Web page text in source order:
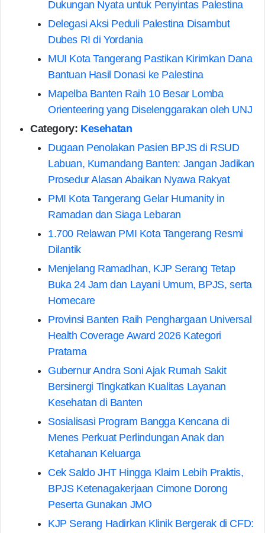
Dukungan Nyata untuk Penyintas Palestina
Delegasi Aksi Peduli Palestina Disambut
Dubes RI di Yordania
MUI Kota Tangerang Pastikan Kirimkan Dana
Bantuan Hasil Donasi ke Palestina
Mapelba Banten Raih 10 Besar Lomba
Orienteering yang Diselenggarakan oleh UNJ
Category: Kesehatan
Dugaan Penolakan Pasien BPJS di RSUD
Labuan, Kumandang Banten: Jangan Jadikan
Prosedur Alasan Abaikan Nyawa Rakyat
PMI Kota Tangerang Gelar Humanity in
Ramadan dan Siaga Lebaran
1.700 Relawan PMI Kota Tangerang Resmi
Dilantik
Menjelang Ramadhan, KJP Serang Tetap
Buka 24 Jam dan Layani Umum, BPJS, serta
Homecare
Provinsi Banten Raih Penghargaan Universal
Health Coverage Award 2026 Kategori
Pratama
Gubernur Andra Soni Ajak Rumah Sakit
Bersinergi Tingkatkan Kualitas Layanan
Kesehatan di Banten
Sosialisasi Program Bangga Kencana di
Menes Perkuat Perlindungan Anak dan
Ketahanan Keluarga
Cek Saldo JHT Hingga Klaim Lebih Praktis,
BPJS Ketenagakerjaan Cimone Dorong
Peserta Gunakan JMO
KJP Serang Hadirkan Klinik Bergerak di CFD: